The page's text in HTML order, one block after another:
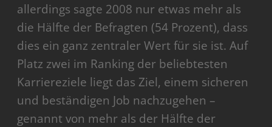
allerdings sagte 2008 nur etwas mehr als
die Hälfte der Befragten (54 Prozent), dass
dies ein ganz zentraler Wert für sie ist. Auf
Platz zwei im Ranking der beliebtesten
Karriereziele liegt das Ziel, einem sicheren
und beständigen Job nachzugehen –
genannt von mehr als der Hälfte der